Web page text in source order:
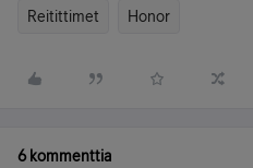
Reitittimet Honor
6 kommenttia